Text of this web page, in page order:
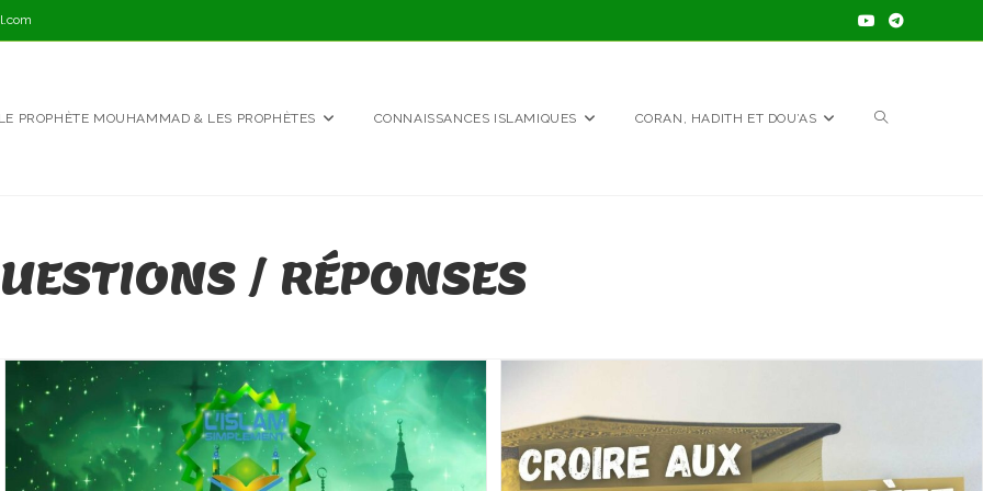
LE PROPHÈTE MOUHAMMAD & LES PROPHÈTES CONNAISSANCES ISLAMIQUES CORAN, HADITH ET DOU’AS TOGGLE
/ RÉPONSES